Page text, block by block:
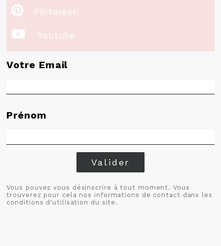
 Pinterest
 Youtube
Votre Email
Prénom
Valider
Vous pouvez vous désinscrire à tout moment. Vous
trouverez pour cela nos informations de contact dans les
conditions d'utilisation du site.